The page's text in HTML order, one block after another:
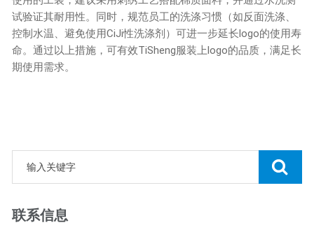
试验证其耐用性。同时，规范员工的洗涤习惯（如反面洗涤、
控制水温、避免使用CiJi性洗涤剂）可进一步延长logo的使用寿
命。通过以上措施，可有效TiSheng服装上logo的品质，满足长
期使用需求。
联系信息